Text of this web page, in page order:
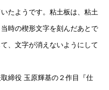
たようです。粘土板は、粘土
時の楔形文字を刻んだあとで
、文字が消えないようにして
締役 玉原輝基の２作目『仕